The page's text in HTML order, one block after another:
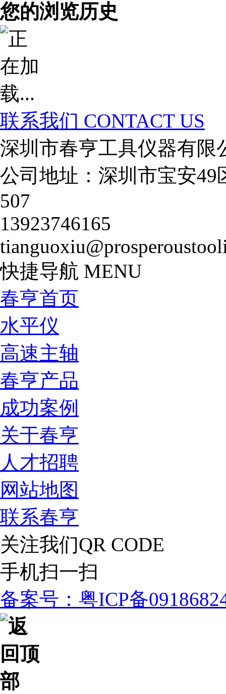
您的浏览历史
联系我们 CONTACT US
深圳市春亨工具仪器有限
公司地址：深圳市宝安
507
13923746165
快捷导航 MENU
春亨首页
水平仪
高速主轴
春亨产品
成功案例
关于春亨
人才招聘
网站地图
联系春亨
关注我们QR CODE
手机扫一扫
备案号：粤ICP备